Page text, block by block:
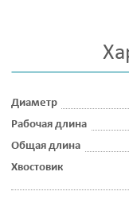
Диаметр
Рабочая длина
Общая длина
Хвостовик